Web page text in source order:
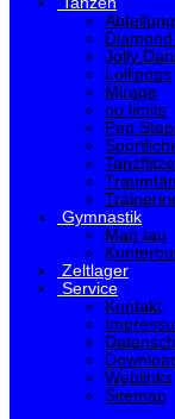
Jolly
Lollipops
Mirage
no limits
Pep
Gymnastik
Man tau
Zeltlager
Service
Kontakt
Weblinks
Sitemap